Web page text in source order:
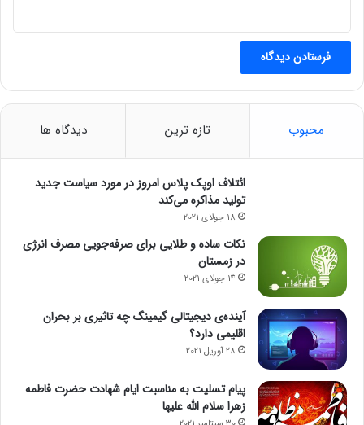
محبوب تازه ترین دیدگاه ها
ائتلاف اوپک پلاس امروز در مورد سیاست جدید
تولید مذاکره می‌کند
18 جولای 2021
نکات ساده و طلایی برای صرفه‌جویی مصرف انرژی
در زمستان
14 جولای 2021
آینده‌ی دیجیتالی گیمینگ چه تاثیری بر بحران
اقلیمی دارد؟
28 آوریل 2021
پیام تسلیت به مناسبت ایام شهادت حضرت فاطمه
زهرا سلام الله علیها